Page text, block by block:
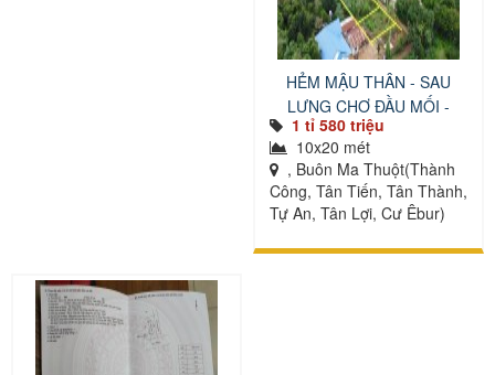
HẺM MẬU THÂN - SAU
LƯNG CHỢ ĐẦU MỐI -
KHU DL KOTAM
1 tỉ 580 triệu
10x20 mét
, Buôn Ma Thuột(Thành
Công, Tân Tiến, Tân Thành,
Tự An, Tân Lợi, Cư Êbur)